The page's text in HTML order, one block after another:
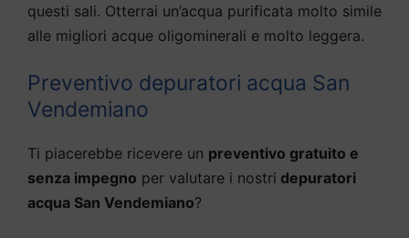
questi sali. Otterrai un’acqua purificata molto simile
alle migliori acque oligominerali e molto leggera.
Preventivo depuratori acqua San
Vendemiano
Ti piacerebbe ricevere un preventivo gratuito e
senza impegno per valutare i nostri depuratori
acqua San Vendemiano?